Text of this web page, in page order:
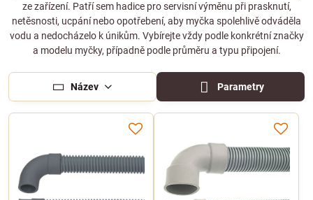
ze zařízení. Patří sem hadice pro servisní výměnu při prasknutí,
netěsnosti, ucpání nebo opotřebení, aby myčka spolehlivě odváděla
vodu a nedocházelo k únikům. Vybírejte vždy podle konkrétní značky
a modelu myčky, případně podle průměru a typu připojení.
Název Parametry